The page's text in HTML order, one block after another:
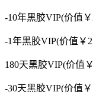
-10年黑胶VIP(价值
-1年黑胶VIP(价值￥
180天黑胶VIP(价值
-30天黑胶VIP(价值